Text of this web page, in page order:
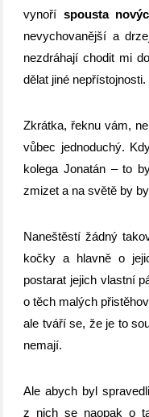
vynoří spousta
nevychovanější a
nezdráhají chodit mi
dělat jiné nepřístojnosti.
Zkrátka, řeknu vám,
vůbec jednoduchý.
kolega Jonatán – to
zmizet a na světě by
Naneštěstí žádný
kočky a hlavně o
postarat jejich vlastní
o těch malých
ale tváří se, že je to
nemají.
Ale abych byl
z nich se naopak o